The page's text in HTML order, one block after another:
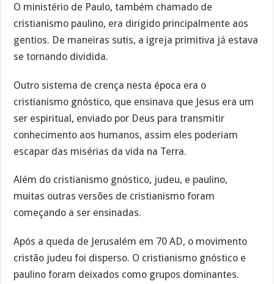
O ministério de Paulo, também chamado de
cristianismo paulino, era dirigido principalmente aos
gentios. De maneiras sutis, a igreja primitiva já estava
se tornando dividida.
Outro sistema de crença nesta época era o
cristianismo gnóstico, que ensinava que Jesus era um
ser espiritual, enviado por Deus para transmitir
conhecimento aos humanos, assim eles poderiam
escapar das misérias da vida na Terra.
Além do cristianismo gnóstico, judeu, e paulino,
muitas outras versões de cristianismo foram
começando a ser ensinadas.
Após a queda de Jerusalém em 70 AD, o movimento
cristão judeu foi disperso. O cristianismo gnóstico e
paulino foram deixados como grupos dominantes.